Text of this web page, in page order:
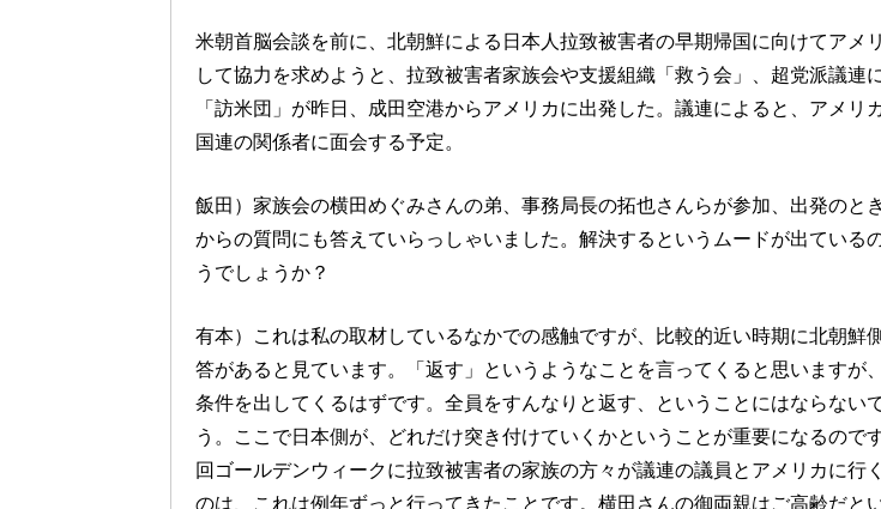
米朝首脳会談を前に、北朝鮮による日本人拉致被害者の早期帰国に向けてアメ
して協力を求めようと、拉致被害者家族会や支援組織「救う会」、超党派議連
「訪米団」が昨日、成田空港からアメリカに出発した。議連によると、アメリ
国連の関係者に面会する予定。
飯田）家族会の横田めぐみさんの弟、事務局長の拓也さんらが参加、出発のと
からの質問にも答えていらっしゃいました。解決するというムードが出ている
うでしょうか？
有本）これは私の取材しているなかでの感触ですが、比較的近い時期に北朝鮮
答があると見ています。「返す」というようなことを言ってくると思いますが
条件を出してくるはずです。全員をすんなりと返す、ということにはならない
う。ここで日本側が、どれだけ突き付けていくかということが重要になるので
回ゴールデンウィークに拉致被害者の家族の方々が議連の議員とアメリカに行
のは、これは例年ずっと行ってきたことです。横田さんの御両親はご高齢だと